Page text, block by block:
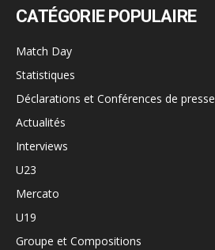
CATÉGORIE POPULAIRE
Match Day
Statistiques
Déclarations et Conférences de presse
Actualités
Interviews
U23
Mercato
U19
Groupe et Compositions